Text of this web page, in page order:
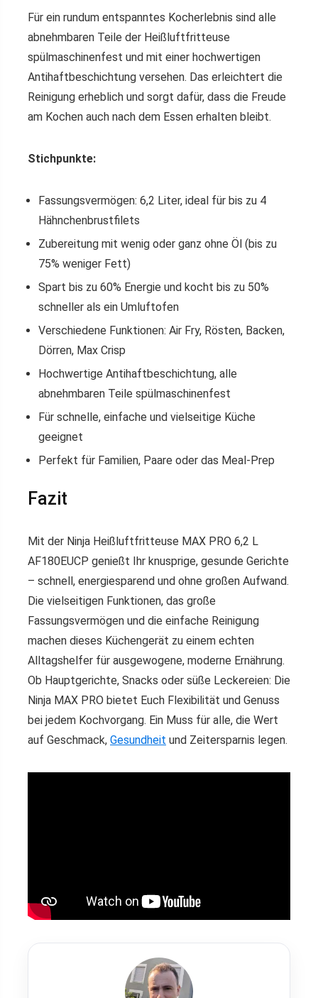
Für ein rundum entspanntes Kocherlebnis sind alle
abnehmbaren Teile der Heißluftfritteuse
spülmaschinenfest und mit einer hochwertigen
Antihaftbeschichtung versehen. Das erleichtert die
Reinigung erheblich und sorgt dafür, dass die Freude
am Kochen auch nach dem Essen erhalten bleibt.
Stichpunkte:
Fassungsvermögen: 6,2 Liter, ideal für bis zu 4
Hähnchenbrustfilets
Zubereitung mit wenig oder ganz ohne Öl (bis zu
75% weniger Fett)
Spart bis zu 60% Energie und kocht bis zu 50%
schneller als ein Umluftofen
Verschiedene Funktionen: Air Fry, Rösten, Backen,
Dörren, Max Crisp
Hochwertige Antihaftbeschichtung, alle
abnehmbaren Teile spülmaschinenfest
Für schnelle, einfache und vielseitige Küche
geeignet
Perfekt für Familien, Paare oder das Meal-Prep
Fazit
Mit der Ninja Heißluftfritteuse MAX PRO 6,2 L
AF180EUCP genießt Ihr knusprige, gesunde Gerichte
– schnell, energiesparend und ohne großen Aufwand.
Die vielseitigen Funktionen, das große
Fassungsvermögen und die einfache Reinigung
machen dieses Küchengerät zu einem echten
Alltagshelfer für ausgewogene, moderne Ernährung.
Ob Hauptgerichte, Snacks oder süße Leckereien: Die
Ninja MAX PRO bietet Euch Flexibilität und Genuss
bei jedem Kochvorgang. Ein Muss für alle, die Wert
auf Geschmack, Gesundheit und Zeitersparnis legen.